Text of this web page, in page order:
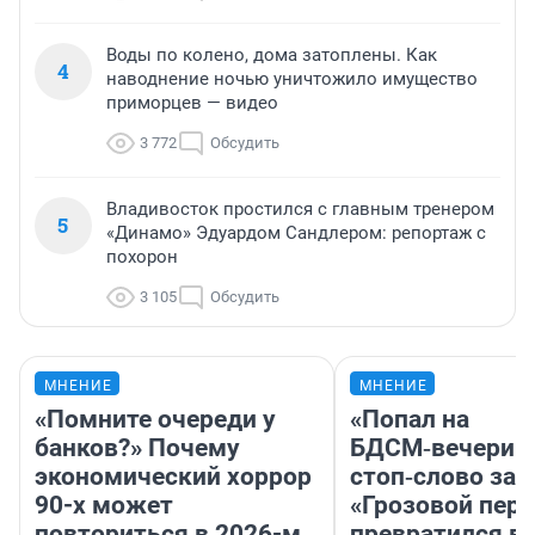
4
Воды по колено, дома затоплены. Как
наводнение ночью уничтожило имущество
приморцев — видео
3 772 Обсудить
5
Владивосток простился с главным тренером
«Динамо» Эдуардом Сандлером: репортаж с
похорон
3 105 Обсудить
МНЕНИЕ
«Помните очереди у
банков?» Почему
экономический хоррор
90-х может
МНЕНИЕ
«Попал на
стоп‑слово
«Грозовой